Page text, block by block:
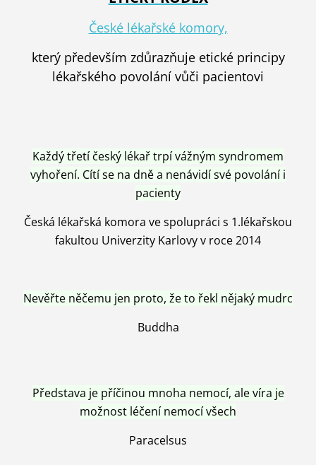
České lékařské komory,
který především zdůrazňuje etické principy
lékařského povolání vůči pacientovi
Každý třetí český lékař trpí vážným syndromem
vyhoření. Cítí se na dně a nenávidí své povolání i
pacienty
Česká lékařská komora ve spolupráci s 1.lékařskou
fakultou Univerzity Karlovy v roce 2014
Nevěřte něčemu jen proto, že to řekl nějaký mudrc
Buddha
Představa je příčinou mnoha nemocí, ale víra je
možnost léčení nemocí všech
Paracelsus